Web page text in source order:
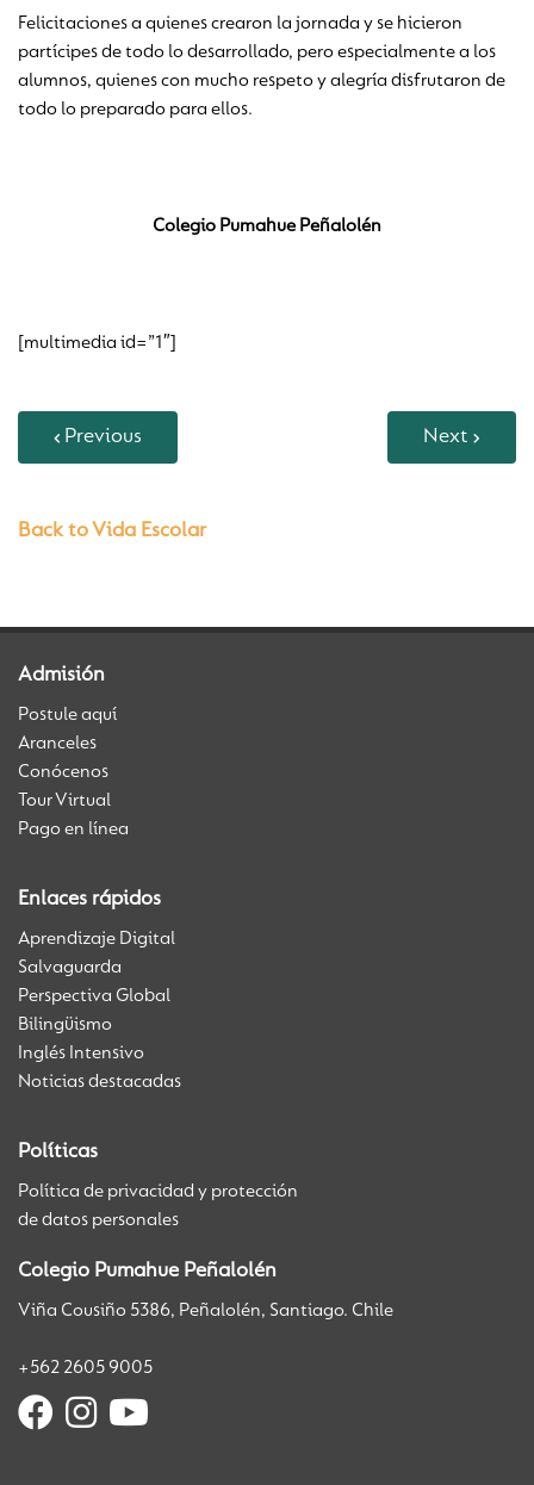
Felicitaciones a quienes crearon la jornada y se hicieron
partícipes de todo lo desarrollado, pero especialmente a los
alumnos, quienes con mucho respeto y alegría disfrutaron de
todo lo preparado para ellos.
Colegio Pumahue Peñalolén
[multimedia id=”1″]
Previous Next
Back to Vida Escolar
Admisión
Postule aquí
Aranceles
Conócenos
Tour Virtual
Pago en línea
Enlaces rápidos
Aprendizaje Digital
Salvaguarda
Perspectiva Global
Bilingüismo
Inglés Intensivo
Noticias destacadas
Políticas
Política de privacidad y protección
de datos personales
Colegio Pumahue Peñalolén
Viña Cousiño 5386, Peñalolén, Santiago. Chile
+562 2605 9005